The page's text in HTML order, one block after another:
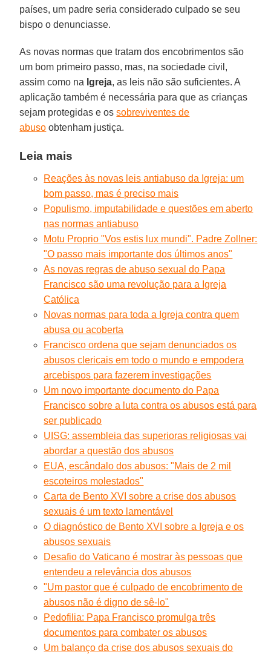
países, um padre seria considerado culpado se seu
bispo o denunciasse.
As novas normas que tratam dos encobrimentos são
um bom primeiro passo, mas, na sociedade civil,
assim como na Igreja, as leis não são suficientes. A
aplicação também é necessária para que as crianças
sejam protegidas e ossobreviventes de
abuso obtenham justiça.
Leia mais
Reações às novas leis antiabuso da Igreja: um
bom passo, mas é preciso mais
Populismo, imputabilidade e questões em aberto
nas normas antiabuso
Motu Proprio "Vos estis lux mundi". Padre Zollner:
"O passo mais importante dos últimos anos"
As novas regras de abuso sexual do Papa
Francisco são uma revolução para a Igreja
Católica
Novas normas para toda a Igreja contra quem
abusa ou acoberta
Francisco ordena que sejam denunciados os
abusos clericais em todo o mundo e empodera
arcebispos para fazerem investigações
Um novo importante documento do Papa
Francisco sobre a luta contra os abusos está para
ser publicado
UISG: assembleia das superioras religiosas vai
abordar a questão dos abusos
EUA, escândalo dos abusos: "Mais de 2 mil
escoteiros molestados"
Carta de Bento XVI sobre a crise dos abusos
sexuais é um texto lamentável
O diagnóstico de Bento XVI sobre a Igreja e os
abusos sexuais
Desafio do Vaticano é mostrar às pessoas que
entendeu a relevância dos abusos
"Um pastor que é culpado de encobrimento de
abusos não é digno de sê-lo"
Pedofilia: Papa Francisco promulga três
documentos para combater os abusos
Um balanço da crise dos abusos sexuais do